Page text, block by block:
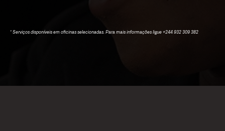
* Serviços disponíveis em oficinas selecionadas. Para mais informações ligue +244 932 309 382